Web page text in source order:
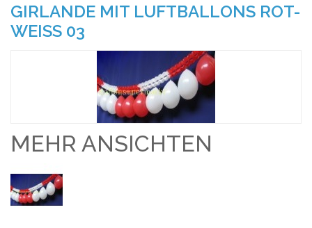
GIRLANDE MIT LUFTBALLONS ROT-
WEISS 03
MEHR ANSICHTEN